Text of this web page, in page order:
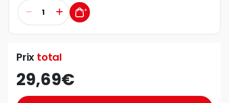
Prix total
29,69€